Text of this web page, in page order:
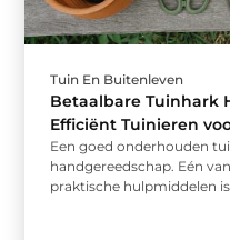
Tuin En Buitenleven
Betaalbare Tuinhark
Efficiënt Tuinieren
Een goed onderhouden
handgereedschap. Eén
praktische hulpmiddelen